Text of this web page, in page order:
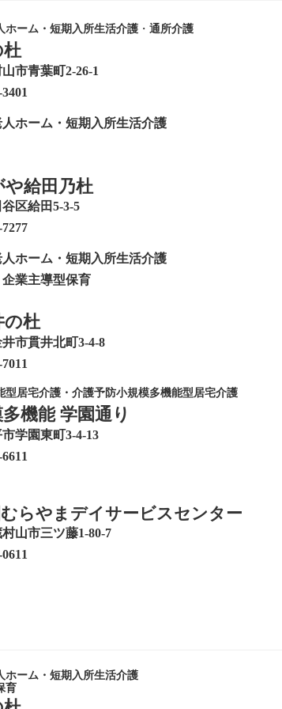
ホーム・短期入所生活介護 ・ 通所介護
杜
市青葉町2-26-1
ホーム ・短期入所生活介護
や給田乃杜
区給田5-3-5
ホーム ・短期入所生活介護
業主導型保育
の杜
市貫井北町3-4-8
型居宅介護・介護予防小規模多機能型居宅介護
機能 学園通り
学園東町3-4-13
らやまデイサービスセンター
山市三ツ藤1-80-7
ホーム ・短期入所生活介護
育